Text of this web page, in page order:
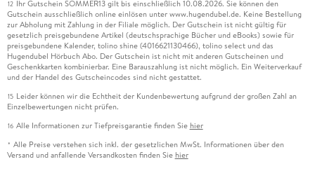
12 Ihr Gutschein SOMMER13 gilt bis einschließlich 10.08.2026. Sie können den
Gutschein ausschließlich online einlösen unter www.hugendubel.de. Keine Bestellung
zur Abholung mit Zahlung in der Filiale möglich. Der Gutschein ist nicht gültig für
gesetzlich preisgebundene Artikel (deutschsprachige Bücher und eBooks) sowie für
preisgebundene Kalender, tolino shine (4016621130466), tolino select und das
Hugendubel Hörbuch Abo. Der Gutschein ist nicht mit anderen Gutscheinen und
Geschenkkarten kombinierbar. Eine Barauszahlung ist nicht möglich. Ein Weiterverkauf
und der Handel des Gutscheincodes sind nicht gestattet.
15 Leider können wir die Echtheit der Kundenbewertung aufgrund der großen Zahl an
Einzelbewertungen nicht prüfen.
16 Alle Informationen zur Tiefpreisgarantie finden Sie hier
* Alle Preise verstehen sich inkl. der gesetzlichen MwSt. Informationen über den
Versand und anfallende Versandkosten finden Sie hier